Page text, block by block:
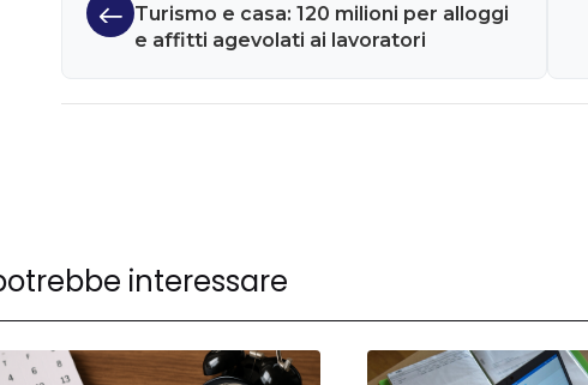
Turismo e casa: 120 milioni per alloggi
e affitti agevolati ai lavoratori
interessare